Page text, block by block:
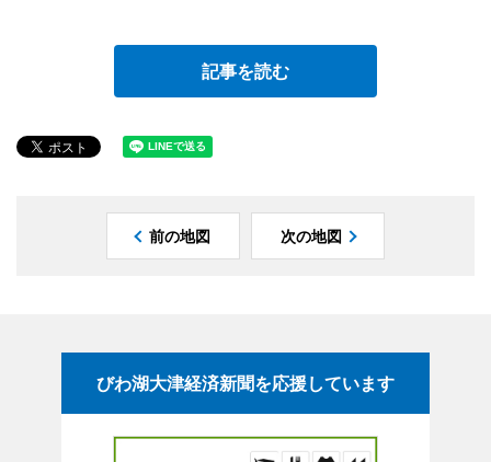
記事を読む
前の地図 次の地図
びわ湖大津経済新聞を応援しています